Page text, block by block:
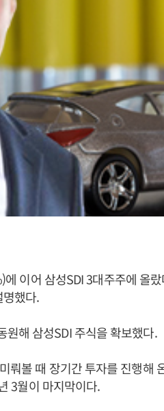
이어 삼성SDI 3대주주에 올
했다.
원해 삼성SDI 주식을 확보했다.
뤄볼 때 장기간 투자를 진행해
3월이 마지막이다.